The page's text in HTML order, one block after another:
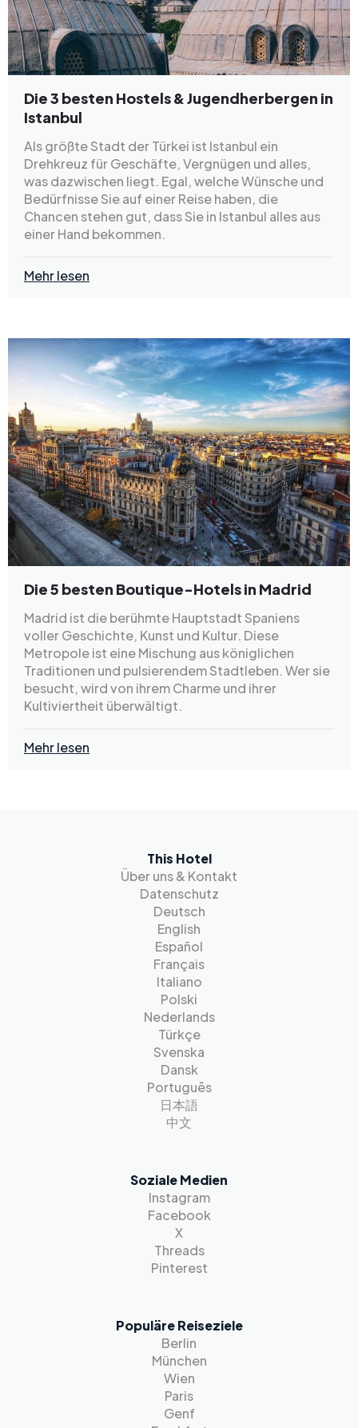
Die 3 besten Hostels & Jugendherbergen in
Istanbul
Als größte Stadt der Türkei ist Istanbul ein
Drehkreuz für Geschäfte, Vergnügen und alles,
was dazwischen liegt. Egal, welche Wünsche und
Bedürfnisse Sie auf einer Reise haben, die
Chancen stehen gut, dass Sie in Istanbul alles aus
einer Hand bekommen.
Mehr lesen
Die 5 besten Boutique-Hotels in Madrid
Madrid ist die berühmte Hauptstadt Spaniens
voller Geschichte, Kunst und Kultur. Diese
Metropole ist eine Mischung aus königlichen
Traditionen und pulsierendem Stadtleben. Wer sie
besucht, wird von ihrem Charme und ihrer
Kultiviertheit überwältigt.
Mehr lesen
This Hotel
Über uns & Kontakt
Datenschutz
Deutsch
English
Español
Français
Italiano
Polski
Nederlands
Türkçe
Svenska
Dansk
Português
日本語
中文
Soziale Medien
Instagram
Facebook
X
Threads
Pinterest
Populäre Reiseziele
Berlin
München
Wien
Paris
Genf